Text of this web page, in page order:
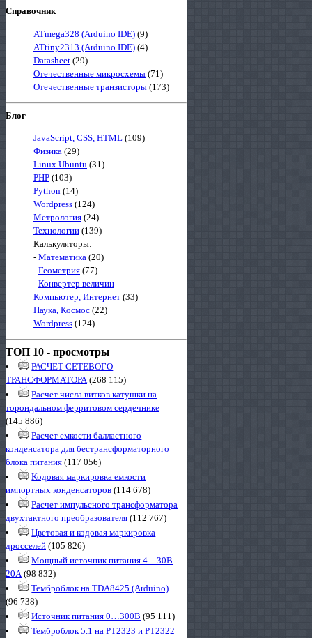
Справочник
ATmega328 (Arduino IDE) (9)
ATtiny2313 (Arduino IDE) (4)
Datasheet (29)
Отечественные микросхемы (71)
Отечественные транзисторы (173)
Блог
JavaScript, CSS, HTML (109)
Физика (29)
Linux Ubuntu (31)
PHP (103)
Python (14)
Wordpress (124)
Метрология (24)
Технологии (139)
Калькуляторы:
- Математика (20)
- Геометрия (77)
- Конвертер величин
Компьютер, Интернет (33)
Наука, Космос (22)
Wordpress (124)
ТОП 10 - просмотры
РАСЧЕТ СЕТЕВОГО
ТРАНСФОРМАТОРА(268 115)
Расчет числа витков катушки на
тороидальном ферритовом сердечнике
(145 886)
Расчет емкости балластного
конденсатора для бестрансформаторного
блока питания (117 056)
Кодовая маркировка емкости
импортных конденсаторов (114 678)
Расчет импульсного трансформатора
двухтактного преобразователя (112 767)
Цветовая и кодовая маркировка
дросселей (105 826)
Мощный источник питания 4…30В
20А(98 832)
Темброблок на TDA8425 (Arduino)
(96 738)
Источник питания 0…300В (95 111)
Темброблок 5.1 на PT2323 и PT2322